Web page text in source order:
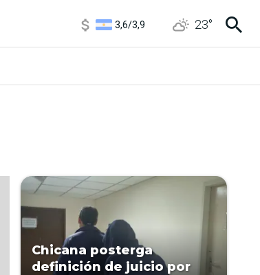
3,6/3,9
23°
Chicana posterga
definición de juicio por